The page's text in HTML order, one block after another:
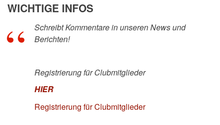
WICHTIGE INFOS
Schreibt Kommentare in unseren News und
Berichten!
Registrierung für Clubmitglieder
HIER
Registrierung für Clubmitglieder